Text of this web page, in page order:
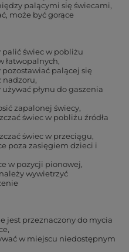
palącymi się świecami
może być gorące
palić świec w pobliżu
łatwopalnych
pozostawiać palącej się
nadzoru
płynu do gaszenia
zapalonej świecy
świec w pobliżu źródła
świec w przeciągu
poza zasięgiem dzieci i
w pozycji pionowej
wywietrzyć
jest przeznaczony do mycia
w miejscu niedostępnym